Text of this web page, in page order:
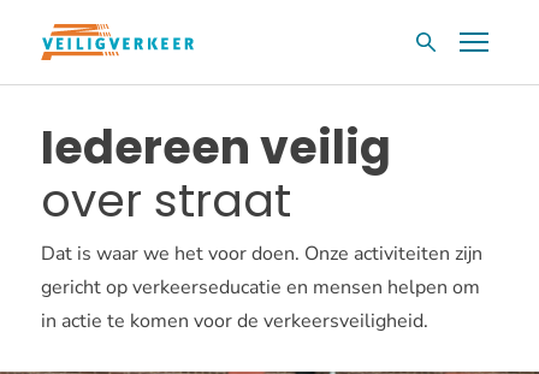
Overslaan
inhoud
gaan
ZoekvakMenu
Iedereen veilig
over straat
Dat is waar we het voor doen. Onze activiteiten zijn
gericht op verkeerseducatie en mensen helpen om
in actie te komen voor de verkeersveiligheid.